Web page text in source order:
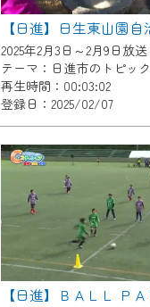
2025年2月3日～2月9日放送
テーマ：日進市のトピッ
再生時間：00:03:02
登録日：2025/02/07